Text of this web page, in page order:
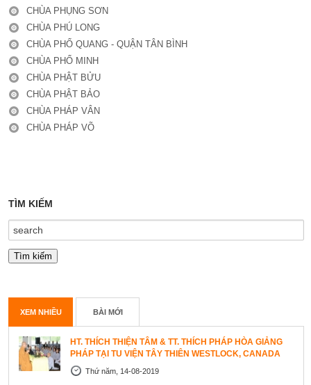
CHÙA PHỤNG SƠN
CHÙA PHÚ LONG
CHÙA PHỔ QUANG - QUẬN TÂN BÌNH
CHÙA PHỔ MINH
CHÙA PHẬT BỬU
CHÙA PHẬT BẢO
CHÙA PHÁP VÂN
CHÙA PHÁP VÕ
TÌM KIẾM
XEM NHIỀU BÀI MỚI
HT. THÍCH THIỆN TÂM & TT. THÍCH PHÁP HÒA GIẢNG
PHÁP TẠI TU VIỆN TÂY THIÊN WESTLOCK, CANADA
Thứ năm, 14-08-2019